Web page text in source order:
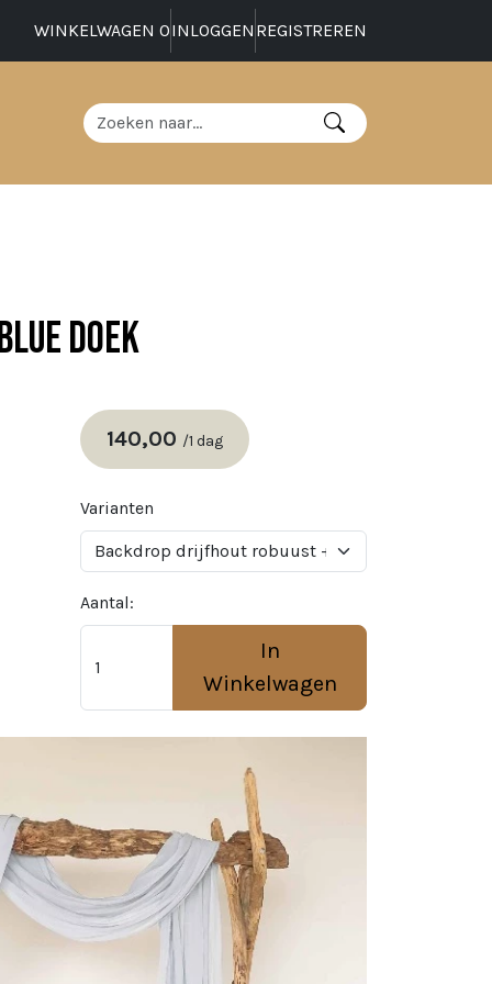
WINKELWAGEN 0INLOGGEN REGISTREREN
doek
140,00 /1 dag
Varianten
Aantal:
In
Winkelwagen